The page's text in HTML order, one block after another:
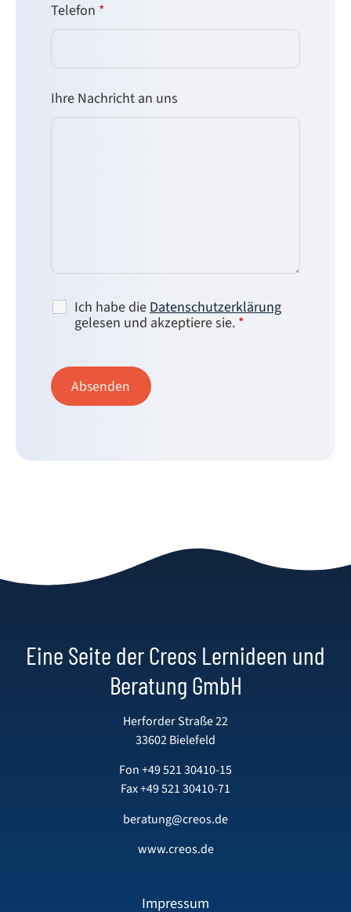
Telefon *
Ihre Nachricht an uns
Ich habe die Datenschutzerklärung
gelesen und akzeptiere sie. *
Eine Seite der Creos Lernideen und
Beratung GmbH
Herforder Straße 22
33602 Bielefeld
Fon+49 521 30410-15
Fax +49 521 30410-71
beratung@creos.de
www.creos.de
Impressum